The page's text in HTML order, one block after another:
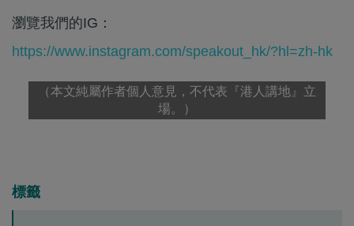
瀏覽我們的IG：
https://www.instagram.com/speakout_hk/?hl=zh-hk
（本文純屬作者個人意見，不代表『港人講地』立
場。）
標籤